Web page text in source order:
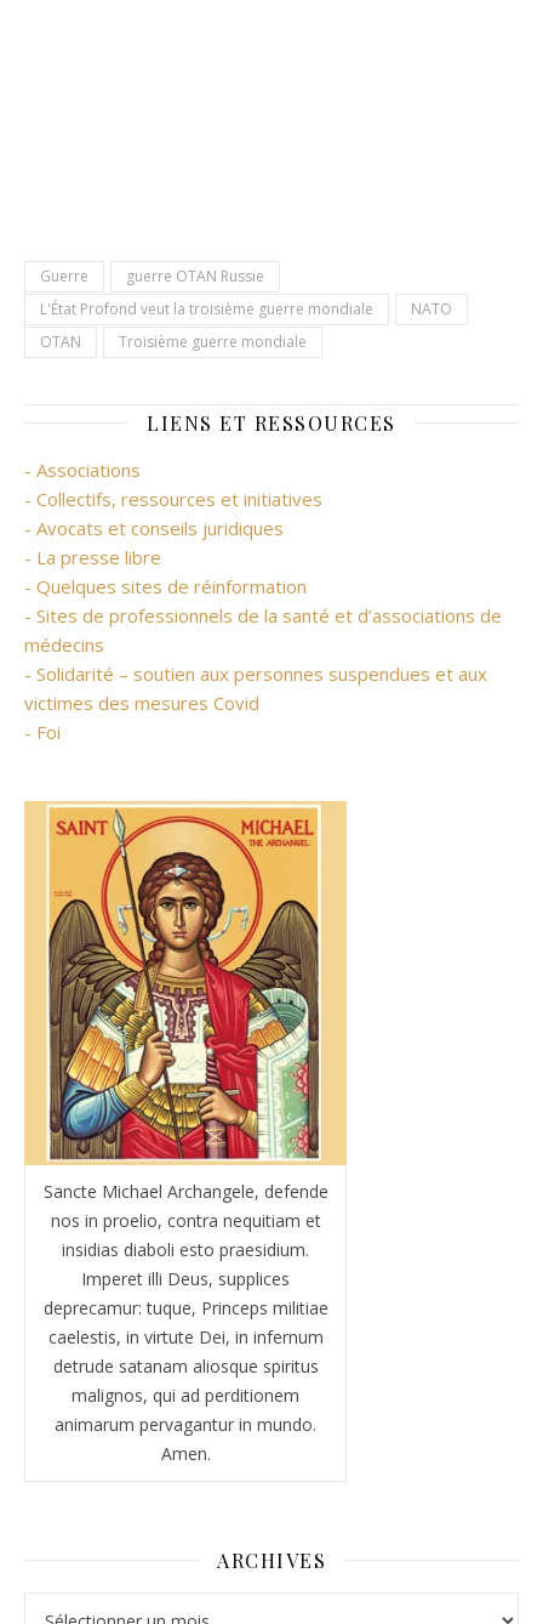
Guerre
guerre OTAN Russie
L'État Profond veut la troisième guerre mondiale
NATO
OTAN
Troisième guerre mondiale
LIENS ET RESSOURCES
- Associations
- Collectifs, ressources et initiatives
- Avocats et conseils juridiques
- La presse libre
- Quelques sites de réinformation
- Sites de professionnels de la santé et d’associations de
médecins
- Solidarité – soutien aux personnes suspendues et aux
victimes des mesures Covid
- Foi
Sancte Michael Archangele, defende
nos in proelio, contra nequitiam et
insidias diaboli esto praesidium.
Imperet illi Deus, supplices
deprecamur: tuque, Princeps militiae
caelestis, in virtute Dei, in infernum
detrude satanam aliosque spiritus
malignos, qui ad perditionem
animarum pervagantur in mundo.
Amen.
ARCHIVES